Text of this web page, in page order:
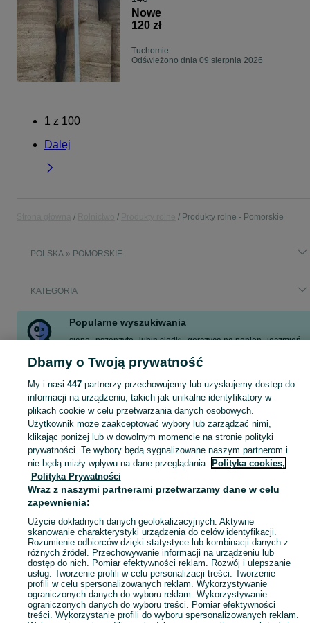
Nowe
120 zł
Tuchomie
Odświeżono dnia 09 sierpnia 2026
1 z 100
Dalej
Produkty rolne - Pomorskie
POLSKA » POMORSKIE
KATEGORIA
Popularne wyszukiwania
siano pszenżyto lubin slodki gorczyca na poplon jęczmień
owies
jęczmień jary słoma
Zobacz Więcej
Sprzedaż produktów rolnych Pomorskie ▶️ zboża, słoma, siano, rzepak i buraki ✅ Sprzedaż w atrakcyjnych cenach ✌ Znajdź atrakcyjne oferty na OLX.pl!
Mapa kategorii
Mapa miejscowości
Mapa ministron
Popularne wyszukiwania
Dbamy o Twoją prywatność
My i nasi 447partnerzy przechowujemy lub uzyskujemy dostęp do
informacji na urządzeniu, takich jak unikalne identyfikatory w
plikach cookie w celu przetwarzania danych osobowych.
Użytkownik może zaakceptować wybory lub zarządzać nimi,
klikając poniżej lub w dowolnym momencie na stronie polityki
prywatności. Te wybory będą sygnalizowane naszym partnerom i
nie będą miały wpływu na dane przeglądania. Polityka cookies,
Polityka Prywatności
Wraz z naszymi partnerami przetwarzamy dane w celu
zapewnienia:
Użycie dokładnych danych geolokalizacyjnych. Aktywne
skanowanie charakterystyki urządzenia do celów identyfikacji.
Rozumienie odbiorców dzięki statystyce lub kombinacji danych z
różnych źródeł. Przechowywanie informacji na urządzeniu lub
dostęp do nich. Pomiar efektywności reklam. Rozwój i ulepszanie
usług. Tworzenie profili w celu personalizacji treści. Tworzenie
profili w celu spersonalizowanych reklam. Wykorzystywanie
ograniczonych danych do wyboru reklam. Wykorzystywanie
ograniczonych danych do wyboru treści. Pomiar efektywności
treści. Wykorzystanie profili do wyboru spersonalizowanych reklam.